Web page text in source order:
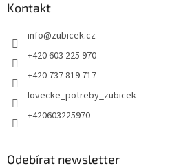
Kontakt
info@zubicek.cz
+420 603 225 970
+420 737 819 717
lovecke_potreby_zubicek
+420603225970
Odebírat newsletter